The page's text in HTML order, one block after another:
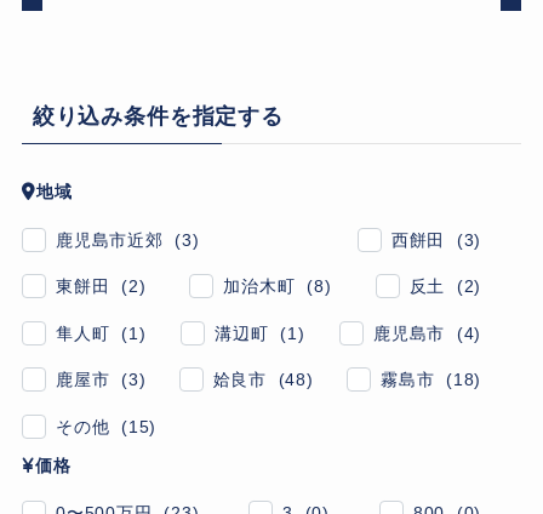
絞り込み条件を指定する
地域
鹿児島市近郊 (3) 西餅田 (3)
東餅田 (2) 加治木町 (8) 反土 (2)
隼人町 (1) 溝辺町 (1) 鹿児島市 (4)
鹿屋市 (3) 姶良市 (48) 霧島市 (18)
その他 (15)
価格